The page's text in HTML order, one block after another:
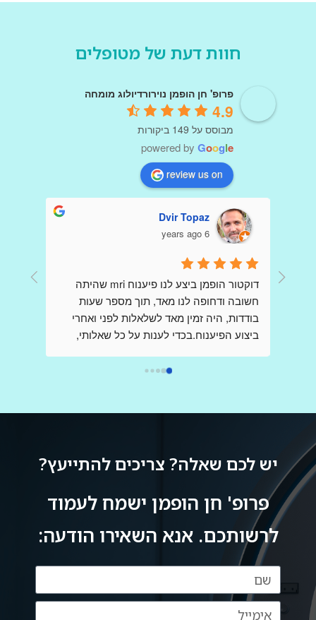
חוות דעת של מטופלים
פרופ' חן הופמן נוירורדיולוג מומחה
4.9
מבוסס על 149 ביקורות
powered by Google
review us on
דר הופמן היקר כולם פה כתבו שבחים עליך כי
באותה מידה בדיוק עפ אנושיותו ואתה הוכחה
Dvir Topaz
6 years ago
יש לכם שאלה? צריכים להתייעץ?
פרופ' חן הופמן ישמח לעמוד
לרשותכם. אנא השאירו הודעה: